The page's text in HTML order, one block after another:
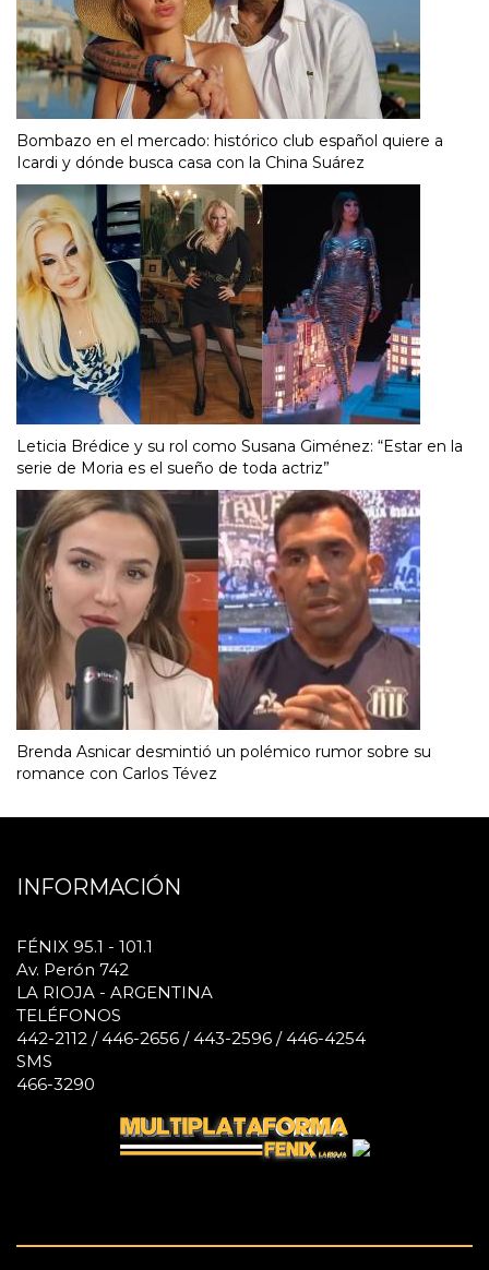
Bombazo en el mercado: histórico club español quiere a
Icardi y dónde busca casa con la China Suárez
Leticia Brédice y su rol como Susana Giménez: “Estar en la
serie de Moria es el sueño de toda actriz”
Brenda Asnicar desmintió un polémico rumor sobre su
romance con Carlos Tévez
INFORMACIÓN
FÉNIX 95.1 - 101.1
Av. Perón 742
LA RIOJA - ARGENTINA
TELÉFONOS
442-2112 / 446-2656 / 443-2596 / 446-4254
SMS
466-3290